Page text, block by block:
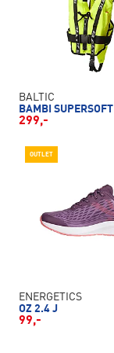
BALTIC
BAMBI SUPERSOFT
299,-
OUTLET
ENERGETICS
OZ 2.4 J
99,-